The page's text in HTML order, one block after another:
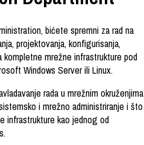
bićete spremni za rad na
projektovanja, konfigurisanja,
kompletne mrežne infrastrukture pod
Windows Server ili Linux.
rada u mrežnim okruženjima
i mrežno administriranje i što
infrastrukture kao jednog od